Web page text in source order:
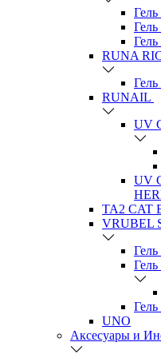
RUNA
RUNAIL
UV
UV
TA2 CAT
VRUBEL
UNO
Аксесуары и